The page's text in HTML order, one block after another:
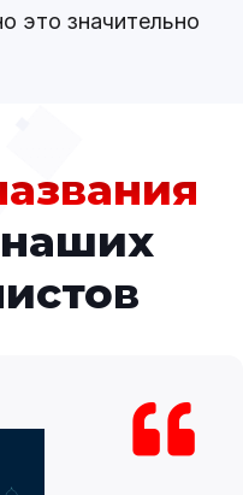
это значительно